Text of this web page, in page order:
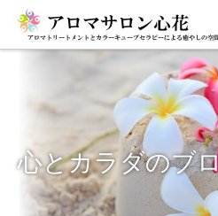
心とカラダのブ